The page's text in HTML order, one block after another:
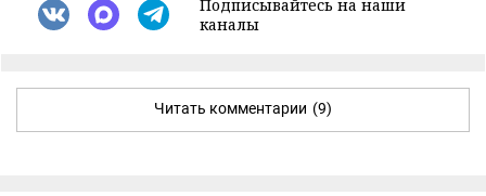
Подписывайтесь на наши
каналы
Читать комментарии (9)